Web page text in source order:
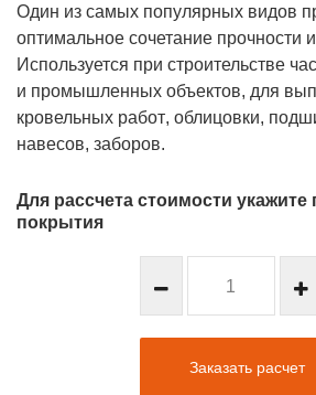
Один из самых популярных видов
оптимальное сочетание прочности
Используется при строительстве
и промышленных объектов, для
кровельных работ, облицовки,
навесов, заборов.
Для рассчета стоимости
покрытия
Заказать расчет